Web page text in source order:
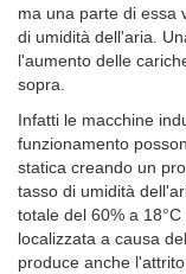
ma una parte di essa
di umidità dell'aria.
l'aumento delle
sopra.
Infatti le macchine
funzionamento
statica creando un
tasso di umidità
totale del 60% a
localizzata a causa
produce anche